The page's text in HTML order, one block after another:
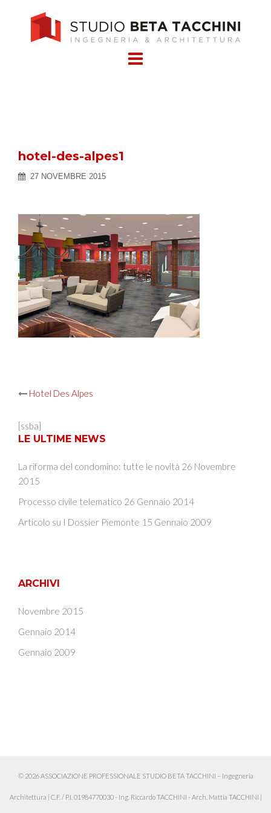
hotel-des-alpes1
27 NOVEMBRE 2015
Post
navigation
Hotel Des Alpes
[ssba]
LE ULTIME NEWS
La riforma del condomino: tutte le novità 26 Novembre
2015
Processo civile telematico 26 Gennaio 2014
Articolo su I Dossier Piemonte 15 Gennaio 2009
ARCHIVI
Novembre 2015
Gennaio 2014
Gennaio 2009
© 2026 ASSOCIAZIONE PROFESSIONALE STUDIO BETA TACCHINI – Ingegneria
Architettura | C.F. / P.I. 01984770030 - Ing. Riccardo TACCHINI - Arch. Mattia TACCHINI |